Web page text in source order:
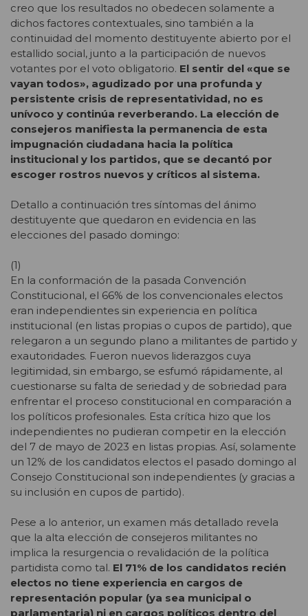
creo que los resultados no obedecen solamente a
dichos factores contextuales, sino también a la
continuidad del momento destituyente abierto por el
estallido social, junto a la participación de nuevos
votantes por el voto obligatorio. El sentir del «que se
vayan todos», agudizado por una profunda y
persistente crisis de representatividad, no es
unívoco y continúa reverberando. La elección de
consejeros manifiesta la permanencia de esta
impugnación ciudadana hacia la política
institucional y los partidos, que se decantó por
escoger rostros nuevos y críticos al sistema.
Detallo a continuación tres síntomas del ánimo
destituyente que quedaron en evidencia en las
elecciones del pasado domingo:
(1)
En la conformación de la pasada Convención
Constitucional, el 66% de los convencionales electos
eran independientes sin experiencia en política
institucional (en listas propias o cupos de partido), que
relegaron a un segundo plano a militantes de partido y
exautoridades. Fueron nuevos liderazgos cuya
legitimidad, sin embargo, se esfumó rápidamente, al
cuestionarse su falta de seriedad y de sobriedad para
enfrentar el proceso constitucional en comparación a
los políticos profesionales. Esta crítica hizo que los
independientes no pudieran competir en la elección
del 7 de mayo de 2023 en listas propias. Así, solamente
un 12% de los candidatos electos el pasado domingo al
Consejo Constitucional son independientes (y gracias a
su inclusión en cupos de partido).
Pese a lo anterior, un examen más detallado revela
que la alta elección de consejeros militantes no
implica la resurgencia o revalidación de la política
partidista como tal. El 71% de los candidatos recién
electos no tiene experiencia en cargos de
representación popular (ya sea municipal o
parlamentaria) ni en cargos políticos dentro del